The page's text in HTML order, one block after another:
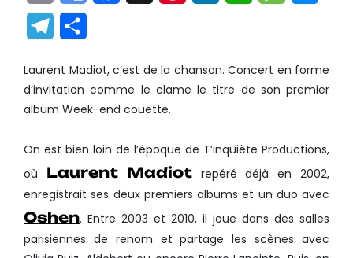
Link
Telegram
Laurent Madiot, c’est de la chanson. Concert en forme
d’invitation comme le clame le titre de son premier
album Week-end couette.
On est bien loin de l’époque de T’inquiète Productions,
où Laurent Madiotrepéré déjà en 2002,
enregistrait ses deux premiers albums et un duo avec
Oshen. Entre 2003 et 2010, il joue dans des salles
parisiennes de renom et partage les scènes avec